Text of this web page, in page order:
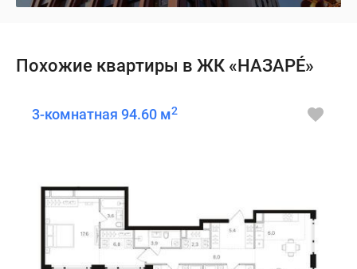
Похожие квартиры в ЖК «НАЗАРÉ»
3-комнатная 94.60 м2